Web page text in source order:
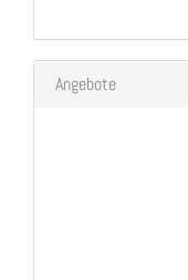
Angebote